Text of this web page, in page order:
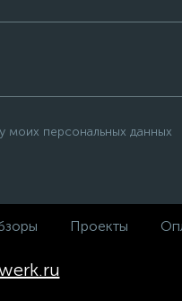
моих персональных данных
Проекты